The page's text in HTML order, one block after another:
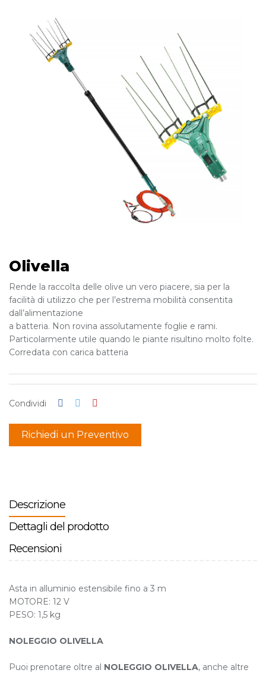
Olivella
Rende la raccolta delle olive un vero piacere, sia per la
facilità di utilizzo che per l’estrema mobilità consentita
dall’alimentazione
a batteria. Non rovina assolutamente foglie e rami.
Particolarmente utile quando le piante risultino molto folte.
Corredata con carica batteria
Condividi
Richiedi un Preventivo
Descrizione
Dettagli del prodotto
Recensioni
Asta in alluminio estensibile fino a 3 m
MOTORE: 12 V
PESO: 1,5 kg
NOLEGGIO OLIVELLA
Puoi prenotare oltre al NOLEGGIO OLIVELLA, anche altre